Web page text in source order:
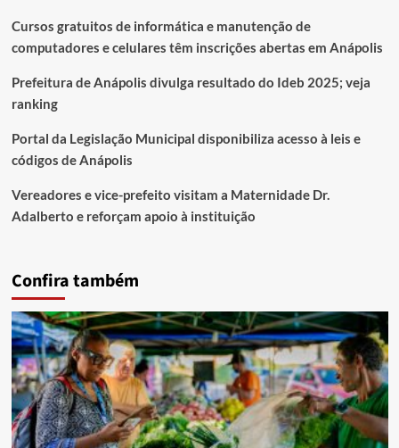
Cursos gratuitos de informática e manutenção de
computadores e celulares têm inscrições abertas em Anápolis
Prefeitura de Anápolis divulga resultado do Ideb 2025; veja
ranking
Portal da Legislação Municipal disponibiliza acesso à leis e
códigos de Anápolis
Vereadores e vice-prefeito visitam a Maternidade Dr.
Adalberto e reforçam apoio à instituição
Confira também